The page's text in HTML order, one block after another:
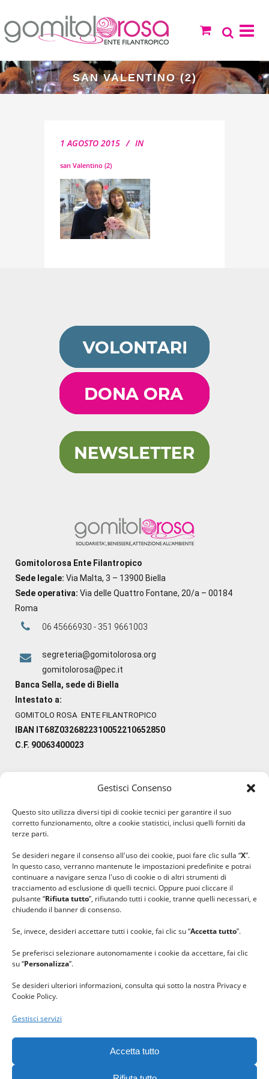
Gestisci Consenso
Questo sito utilizza diversi tipi di cookie tecnici per garantire il suo
corretto funzionamento, oltre a cookie statistici, inclusi quelli forniti da
terze parti.
Se desideri negare il consenso all'uso dei cookie, puoi fare clic sulla “X”.
In questo caso, verranno mantenute le impostazioni predefinite e potrai
continuare a navigare senza l'uso di cookie o di altri strumenti di
tracciamento ad esclusione di quelli tecnici. Oppure puoi cliccare il
pulsante “Rifiuta tutto”, rifiutando tutti i cookie, tranne quelli necessari, e
chiudendo il banner di consenso.
Se, invece, desideri accettare tutti i cookie, fai clic su “Accetta tutto”.
Se preferisci selezionare autonomamente i cookie da accettare, fai clic
su “Personalizza”.
Se desideri ulteriori informazioni, consulta qui sotto la nostra Privacy e
Cookie Policy.
Gestisci servizi
Accetta tutto
SAN VALENTINO (2)
1 AGOSTO 2015 IN
san Valentino (2)
Gomitolorosa Ente Filantropico
Sede legale: Via Malta, 3 – 13900 Biella
Sede operativa: Via delle Quattro Fontane, 20/a – 00184
Roma
06 45666930 - 351 9661003
segreteria@gomitolorosa.org
gomitolorosa@pec.it
Banca Sella, sede di Biella
Intestato a:
GOMITOLO ROSA ENTE FILANTROPICO
IBAN IT68Z0326822310052210652850
C.F. 90063400023
#lanaterapia
#ilcaloredellempatia